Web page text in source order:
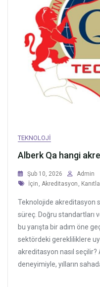
TEKNOLOJI
Alberk Qa hangi
Şub 10, 2026
Admin
Tags
İçin , Akreditasyon ,
Teknolojide akreditasyon
süreç. Doğru standartları
bu yarışta bir adım öne
sektördeki gerekliliklere
akreditasyon nasıl
deneyimiyle, yılların